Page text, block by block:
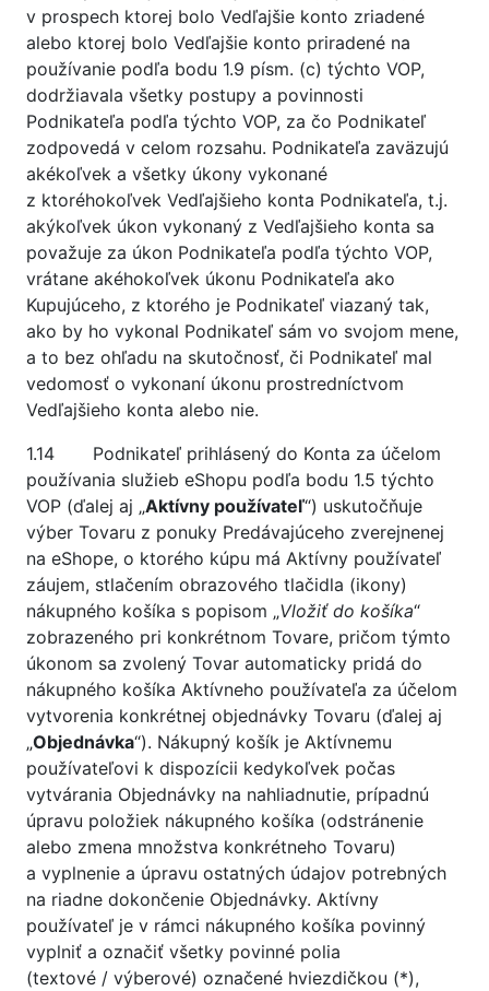
v prospech ktorej bolo Vedľajšie konto zriadené
alebo ktorej bolo Vedľajšie konto priradené na
používanie podľa bodu 1.9 písm. (c) týchto VOP,
dodržiavala všetky postupy a povinnosti
Podnikateľa podľa týchto VOP, za čo Podnikateľ
zodpovedá v celom rozsahu. Podnikateľa zaväzujú
akékoľvek a všetky úkony vykonané
z ktoréhokoľvek Vedľajšieho konta Podnikateľa, t.j.
akýkoľvek úkon vykonaný z Vedľajšieho konta sa
považuje za úkon Podnikateľa podľa týchto VOP,
vrátane akéhokoľvek úkonu Podnikateľa ako
Kupujúceho, z ktorého je Podnikateľ viazaný tak,
ako by ho vykonal Podnikateľ sám vo svojom mene,
a to bez ohľadu na skutočnosť, či Podnikateľ mal
vedomosť o vykonaní úkonu prostredníctvom
Vedľajšieho konta alebo nie.
1.14 Podnikateľ prihlásený do Konta za účelom
používania služieb eShopu podľa bodu 1.5 týchto
VOP (ďalej aj „Aktívny používateľ“) uskutočňuje
výber Tovaru z ponuky Predávajúceho zverejnenej
na eShope, o ktorého kúpu má Aktívny používateľ
záujem, stlačením obrazového tlačidla (ikony)
nákupného košíka s popisom „Vložiť do košíka“
zobrazeného pri konkrétnom Tovare, pričom týmto
úkonom sa zvolený Tovar automaticky pridá do
nákupného košíka Aktívneho používateľa za účelom
vytvorenia konkrétnej objednávky Tovaru (ďalej aj
„Objednávka“). Nákupný košík je Aktívnemu
používateľovi k dispozícii kedykoľvek počas
vytvárania Objednávky na nahliadnutie, prípadnú
úpravu položiek nákupného košíka (odstránenie
alebo zmena množstva konkrétneho Tovaru)
a vyplnenie a úpravu ostatných údajov potrebných
na riadne dokončenie Objednávky. Aktívny
používateľ je v rámci nákupného košíka povinný
vyplniť a označiť všetky povinné polia
(textové / výberové) označené hviezdičkou (*),